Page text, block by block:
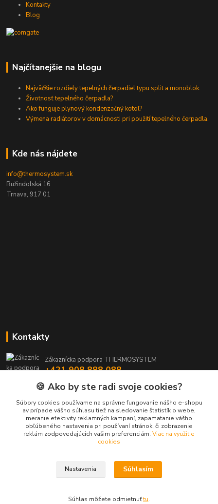
Kontakty
Blog
Najčítanejšie na blogu
Najväčšie rozdiely tepelných čerpadiel typu split a monoblok.
Životnosť tepelného čerpadla?
Ako funguje plynový kondenzačný kotol?
Výmena radiátorov v domácnosti pri použití tepelného čerpadla.
Kde nás nájdete
info@thermosystem.sk
Ružindolská 16
Trnava, 917 01
Kontakty
Zákaznícka podpora THERMOSYSTEM
+421 908 888 088
maros.stetina@geotherm.sk
Upravit sběr cookies.
Vytvorené na Eshop-rychlo.sk
🍪 Ako by ste radi svoje cookies?
Súbory cookies používame na správne fungovanie nášho e-shopu
av prípade vášho súhlasu tiež na sledovanie štatistík o webe,
meranie efektivity reklamných kampaní, zapamätanie vášho
obľúbeného nastavenia pri používaní stránok, či zobrazenie
reklám zodpovedajúcich vašim preferenciám. Viac na využitie
cookies
Nastavenia Súhlasím
Súhlas môžete odmietnuťtu.